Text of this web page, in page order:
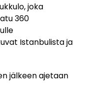
joka
360
Istanbulista ja
jälkeen ajetaan